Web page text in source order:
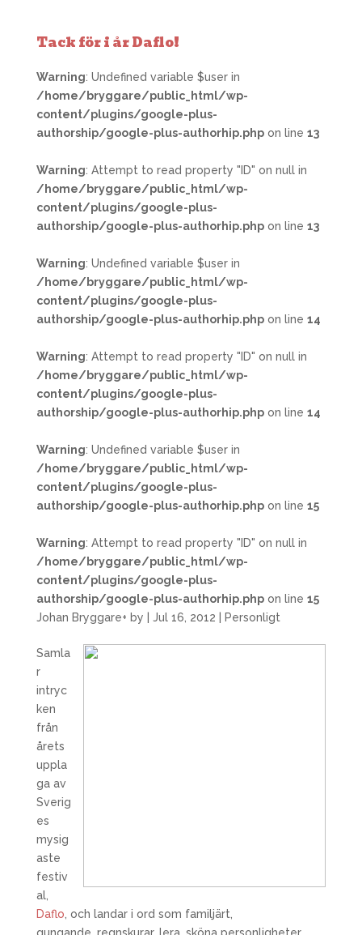
Tack för i år Daflo!
Warning: Undefined variable $user in
/home/bryggare/public_html/wp-
content/plugins/google-plus-
authorship/google-plus-authorhip.phpon line 13
Warning: Attempt to read property "ID" on null in
/home/bryggare/public_html/wp-
content/plugins/google-plus-
authorship/google-plus-authorhip.phpon line 13
Warning: Undefined variable $user in
/home/bryggare/public_html/wp-
content/plugins/google-plus-
authorship/google-plus-authorhip.phpon line 14
Warning: Attempt to read property "ID" on null in
/home/bryggare/public_html/wp-
content/plugins/google-plus-
authorship/google-plus-authorhip.phpon line 14
Warning: Undefined variable $user in
/home/bryggare/public_html/wp-
content/plugins/google-plus-
authorship/google-plus-authorhip.phpon line 15
Warning: Attempt to read property "ID" on null in
/home/bryggare/public_html/wp-
content/plugins/google-plus-
authorship/google-plus-authorhip.phpon line 15
Johan Bryggare+ by Jul 16, 2012 Personligt
Samla
r
intryc
ken
från
årets
uppla
ga av
Sverig
es
mysig
aste
festiv
al,
Daflo , och landar i ord som familjärt,